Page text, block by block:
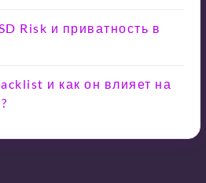
Risk и приватность в
и как он влияет на